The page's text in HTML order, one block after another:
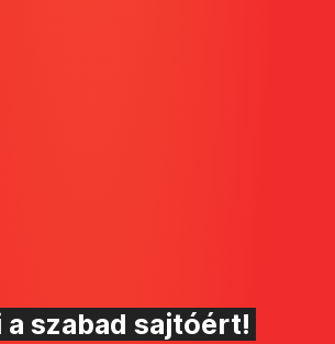
szabad sajtóért!